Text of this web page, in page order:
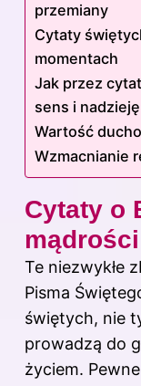
przemiany
Cytaty
momentach
Jak przez
sens i nadzieję
Wartość
Wzmacnianie
Cytaty o
Te niezwykłe
Pisma
świętych, nie
prowadzą do
życiem.